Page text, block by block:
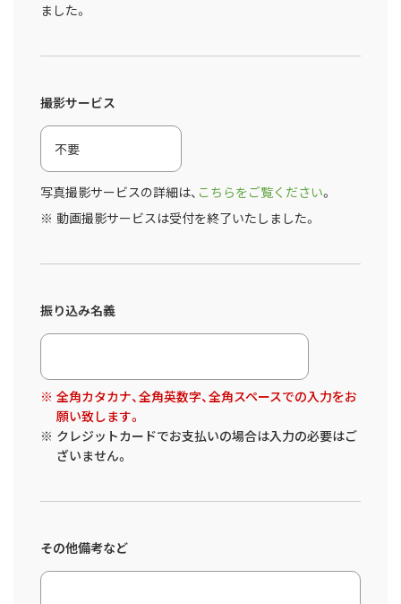
ました。
撮影サービス
写真撮影サービスの詳細は、 こちらをご覧ください。
動画撮影サービスは受付を終了いたしました。
振り込み名義
全角カタカナ、全角英数字、全角スペースでの入力をお
願い致します。
クレジットカードでお支払いの場合は入力の必要はご
ざいません。
その他備考など